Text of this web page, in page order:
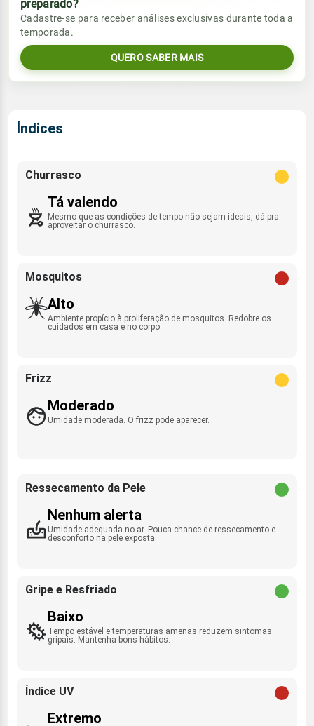
Umidade do ar
63%92%
Rajada de vento
Sol
06:56h às 18:11h
Lua
Chuva
0.0mm
Umidade do ar
Vento
ESE - 18km/h
Rajada de vento
Sol
preparado?
Cadastre-se para receber análises exclusivas durante toda a
temporada.
QUERO SABER MAIS
Índices
Churrasco
Tá valendo
Mesmo que as condições de tempo não sejam ideais, dá pra
aproveitar o churrasco.
Mosquitos
Alto
Ambiente propício à proliferação de mosquitos. Redobre os
cuidados em casa e no corpo.
Frizz
Moderado
Umidade moderada. O frizz pode aparecer.
Ressecamento da Pele
Nenhum alerta
Umidade adequada no ar. Pouca chance de ressecamento e
desconforto na pele exposta.
Gripe e Resfriado
Baixo
Tempo estável e temperaturas amenas reduzem sintomas
gripais. Mantenha bons hábitos.
Índice UV
Extremo